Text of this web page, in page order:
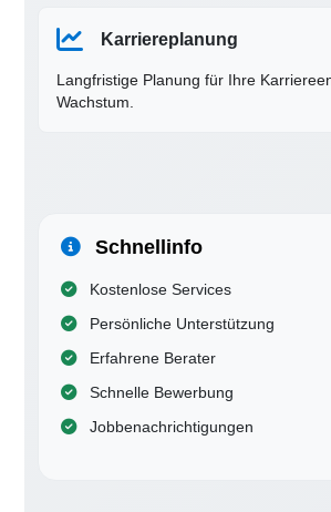
Karriereplanung
Langfristige Planung für Ihre
Wachstum.
Schnellinfo
Kostenlose Services
Persönliche Unterstützung
Erfahrene Berater
Schnelle Bewerbung
Jobbenachrichtigungen